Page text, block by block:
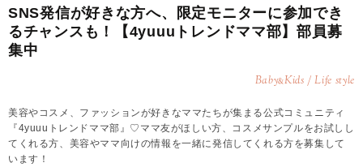
SNS発信が好きな方へ、限定モニターに参加でき
るチャンスも！【4yuuuトレンドママ部】部員募
集中
Baby&Kids / Life style
美容やコスメ、ファッションが好きなママたちが集まる公式コミュニティ
『4yuuuトレンドママ部』♡ママ友がほしい方、コスメサンプルをお試しし
てくれる方、美容やママ向けの情報を一緒に発信してくれる方を募集して
います！